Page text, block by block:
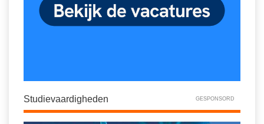
Studievaardigheden GESPONSORD